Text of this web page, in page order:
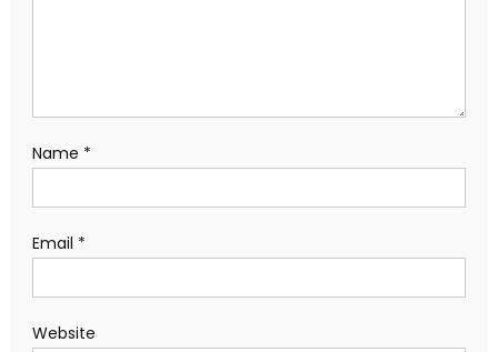
Name *
Email *
Website